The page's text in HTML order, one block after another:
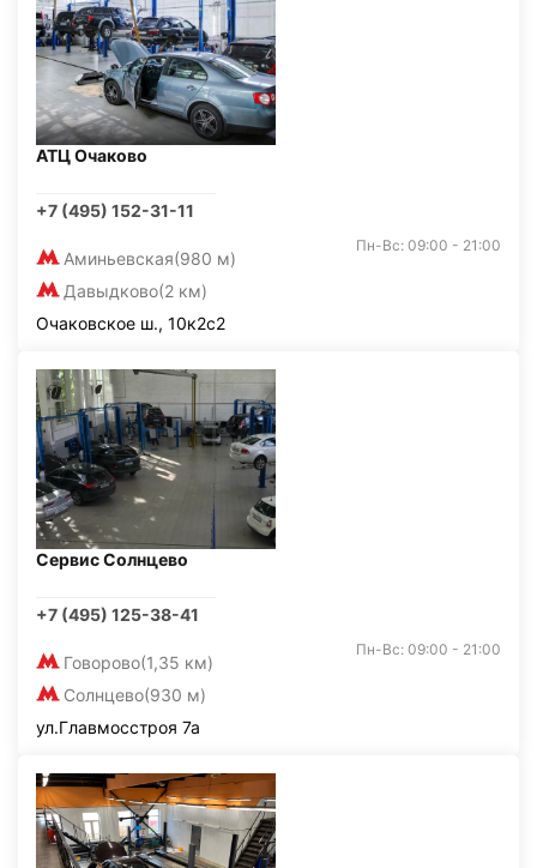
АТЦ Очаково
+7 (495) 152-31-11
Аминьевская(980 м)
Давыдково(2 км)
Пн-Вс: 09:00 - 21:00
Очаковское ш., 10к2с2
Сервис Солнцево
+7 (495) 125-38-41
Говорово(1,35 км)
Солнцево(930 м)
Пн-Вс: 09:00 - 21:00
ул.Главмосстроя 7а